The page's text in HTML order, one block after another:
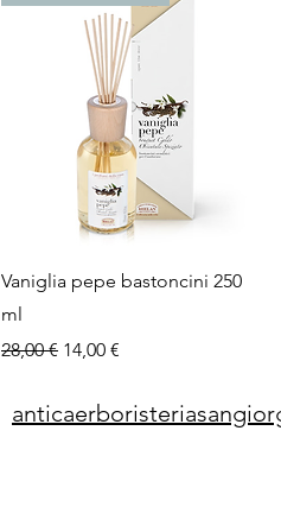
Vista rapida
Vaniglia pepe bastoncini 250
ml
Prezzo regolare
28,00 € Prezzo scontato
14,00 €